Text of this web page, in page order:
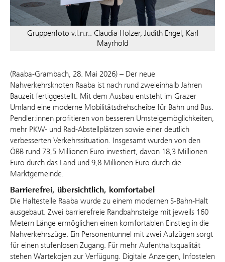
Gruppenfoto v.l.n.r.: Claudia Holzer, Judith Engel, Karl
Mayrhold
(Raaba-Grambach, 28. Mai 2026) – Der neue
Nahverkehrsknoten Raaba ist nach rund zweieinhalb Jahren
Bauzeit fertiggestellt. Mit dem Ausbau entsteht im Grazer
Umland eine moderne Mobilitätsdrehscheibe für Bahn und Bus.
Pendler:innen profitieren von besseren Umsteigemöglichkeiten,
mehr PKW- und Rad-Abstellplätzen sowie einer deutlich
verbesserten Verkehrssituation. Insgesamt wurden von den
ÖBB rund 73,5 Millionen Euro investiert, davon 18,3 Millionen
Euro durch das Land und 9,8 Millionen Euro durch die
Marktgemeinde.
Barrierefrei, übersichtlich, komfortabel
Die Haltestelle Raaba wurde zu einem modernen S-Bahn-Halt
ausgebaut. Zwei barrierefreie Randbahnsteige mit jeweils 160
Metern Länge ermöglichen einen komfortablen Einstieg in die
Nahverkehrszüge. Ein Personentunnel mit zwei Aufzügen sorgt
für einen stufenlosen Zugang. Für mehr Aufenthaltsqualität
stehen Wartekojen zur Verfügung. Digitale Anzeigen, Infostelen